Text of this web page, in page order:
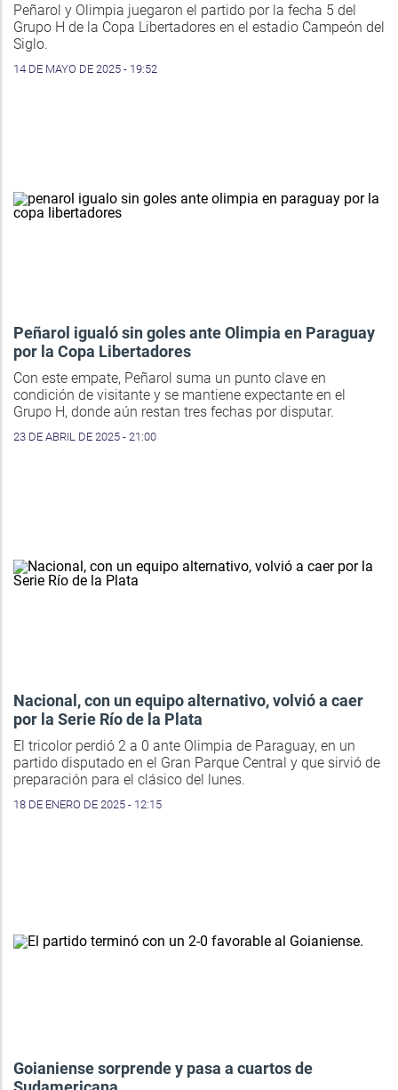
Peñarol y Olimpia juegaron el partido por la fecha 5 del
Grupo H de la Copa Libertadores en el estadio Campeón del
Siglo.
14 DE MAYO DE 2025 - 19:52
Peñarol igualó sin goles ante Olimpia en Paraguay
por la Copa Libertadores
Con este empate, Peñarol suma un punto clave en
condición de visitante y se mantiene expectante en el
Grupo H, donde aún restan tres fechas por disputar.
23 DE ABRIL DE 2025 - 21:00
Nacional, con un equipo alternativo, volvió a caer
por la Serie Río de la Plata
El tricolor perdió 2 a 0 ante Olimpia de Paraguay, en un
partido disputado en el Gran Parque Central y que sirvió de
preparación para el clásico del lunes.
18 DE ENERO DE 2025 - 12:15
Goianiense sorprende y pasa a cuartos de